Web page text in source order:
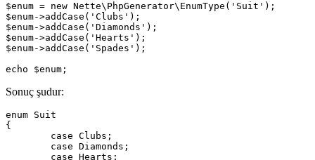
$enum = new Nette\PhpGenerator\EnumType('Suit');
$enum->addCase('Clubs');
$enum->addCase('Diamonds');
$enum->addCase('Hearts');
$enum->addCase('Spades');
Sonuç şudur:
enum Suit
{